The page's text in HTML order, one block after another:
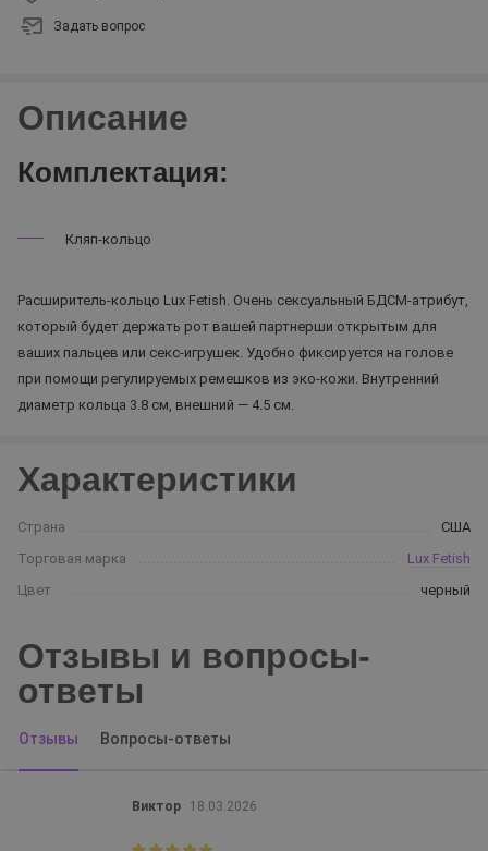
Задать вопрос
Описание
Комплектация:
Кляп-кольцо
Расширитель-кольцо Lux Fetish. Очень сексуальный БДСМ-атрибут,
который будет держать рот вашей партнерши открытым для
ваших пальцев или секс-игрушек. Удобно фиксируется на голове
при помощи регулируемых ремешков из эко-кожи. Внутренний
диаметр кольца 3.8 см, внешний — 4.5 см.
Характеристики
Страна
США
Торговая марка
Lux Fetish
Цвет
черный
Отзывы и вопросы-
ответы
Отзывы Вопросы-ответы
Виктор 18.03.2026